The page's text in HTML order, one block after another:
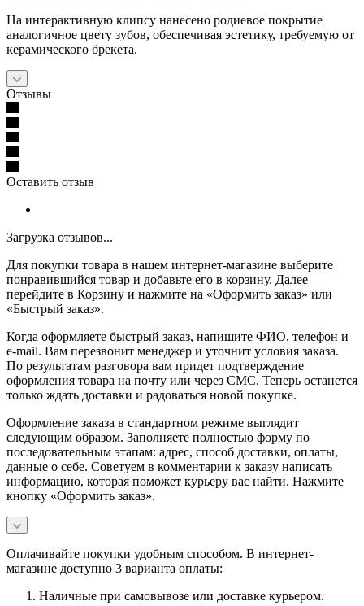
На интерактивную клипсу нанесено родиевое покрытие
аналогичное цвету зубов, обеспечивая эстетику, требуемую от
керамического брекета.
Отзывы
Оставить отзыв
Загрузка отзывов...
Для покупки товара в нашем интернет-магазине выберите
понравившийся товар и добавьте его в корзину. Далее
перейдите в Корзину и нажмите на «Оформить заказ» или
«Быстрый заказ».
Когда оформляете быстрый заказ, напишите ФИО, телефон и
e-mail. Вам перезвонит менеджер и уточнит условия заказа.
По результатам разговора вам придет подтверждение
оформления товара на почту или через СМС. Теперь останется
только ждать доставки и радоваться новой покупке.
Оформление заказа в стандартном режиме выглядит
следующим образом. Заполняете полностью форму по
последовательным этапам: адрес, способ доставки, оплаты,
данные о себе. Советуем в комментарии к заказу написать
информацию, которая поможет курьеру вас найти. Нажмите
кнопку «Оформить заказ».
Оплачивайте покупки удобным способом. В интернет-
магазине доступно 3 варианта оплаты:
Наличные при самовывозе или доставке курьером.